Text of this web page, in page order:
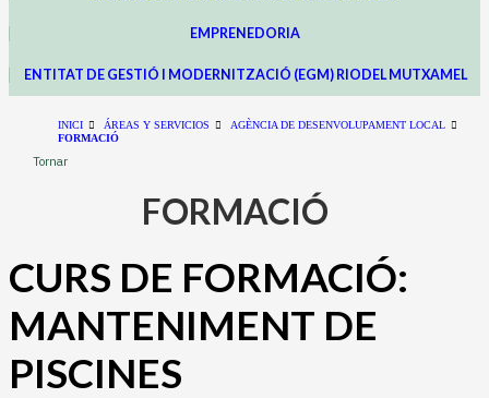
EMPRENEDORIA
ENTITAT DE GESTIÓ I MODERNITZACIÓ (EGM) RIODEL MUTXAMEL
INICI ÁREAS Y SERVICIOS
AGÈNCIA DE DESENVOLUPAMENT LOCAL
FORMACIÓ
Tornar
FORMACIÓ
CURS DE FORMACIÓ:
MANTENIMENT DE
PISCINES